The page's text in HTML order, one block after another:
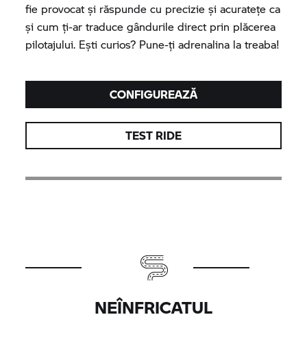
fie provocat și răspunde cu precizie și acuratețe ca
și cum ţi-ar traduce gândurile direct prin plăcerea
pilotajului. Eşti curios? Pune-ţi adrenalina la treaba!
CONFIGUREAZĂ
TEST RIDE
NEÎNFRICATUL